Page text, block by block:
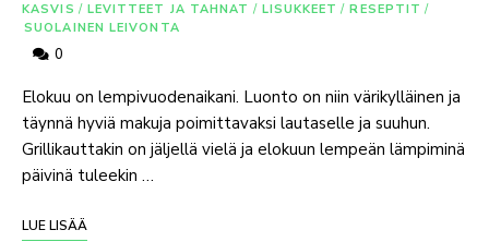
KASVIS / LEVITTEET JA TAHNAT / LISUKKEET / RESEPTIT /
SUOLAINEN LEIVONTA
0
Elokuu on lempivuodenaikani. Luonto on niin värikylläinen ja
täynnä hyviä makuja poimittavaksi lautaselle ja suuhun.
Grillikauttakin on jäljellä vielä ja elokuun lempeän lämpiminä
päivinä tuleekin …
LUE LISÄÄ